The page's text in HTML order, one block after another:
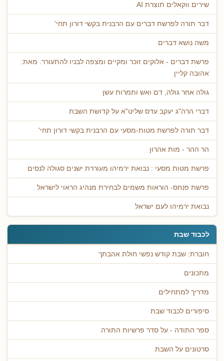
שירים ווקאלים תוצרת AI
דבר תורה לפרשת דברים עם הרבנית בקשי דורון תחי'
משה נושא דברים
פרשת דברים - אלוקים זוכר ומקיים ומצפה לבניו להתעורר. מאת:
אהובה קליין
גולה אחר גולה, דם ואש ותמרות עשן
דברי הרה"ג יעקב עדס שליט"א על קדושת השבת
דבר תורה לפרשת מטות-מסעי עם הרבנית בקשי דורון תחי'
הר ההר - מות אהרון
פרשת מטות מסעי : נבואת ירמיהו מעוררת ישנים סגולה לנסים
פרשת פנחס- הוראות משמים לבחירת מנהיג הראוי לישראל
נבואת ירמיהו לעם ישראל
לכבוד שבת
חוברת: שבת קודש נפשי חולת אהבתך
מתכונים
מדריך למתחילים
סיפורים לכבוד שבת
ספר התודה - על סדר פרשיות התורה
סרטונים על השבת